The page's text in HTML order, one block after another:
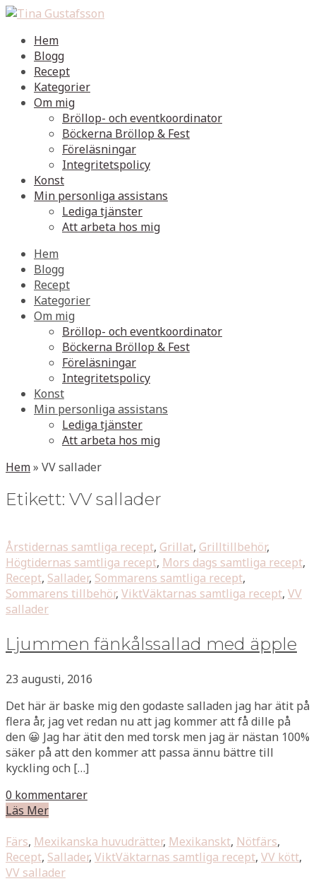
Hem
Blogg
Recept
Kategorier
Om mig
Bröllop- och eventkoordinator
Böckerna Bröllop & Fest
Föreläsningar
Integritetspolicy
Konst
Min personliga assistans
Lediga tjänster
Att arbeta hos mig
Hem
Blogg
Recept
Kategorier
Om mig
Bröllop- och eventkoordinator
Böckerna Bröllop & Fest
Föreläsningar
Integritetspolicy
Konst
Min personliga assistans
Lediga tjänster
Att arbeta hos mig
Hem» VV sallader
Etikett: VV sallader
Årstidernas samtliga recept, Grillat, Grilltillbehör,
Högtidernas samtliga recept, Mors dags samtliga recept,
Recept, Sallader, Sommarens samtliga recept,
Sommarens tillbehör, ViktVäktarnas samtliga recept, VV
sallader
Ljummen fänkålssallad med äpple
23 augusti, 2016
Det här är baske mig den godaste salladen jag har ätit på
flera år, jag vet redan nu att jag kommer att få dille på
den 😀 Jag har ätit den med torsk men jag är nästan 100%
säker på att den kommer att passa ännu bättre till
kyckling och […]
0 kommentarer
Läs Mer
Färs, Mexikanska huvudrätter, Mexikanskt, Nötfärs,
Recept, Sallader, ViktVäktarnas samtliga recept, VV kött,
VV sallader